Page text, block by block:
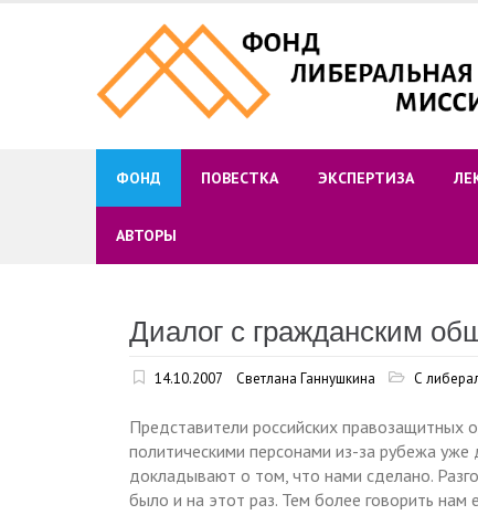
ФОНД ПОВЕСТКА ЭКСПЕРТИЗА
АВТОРЫ
Диалог с гражданским
14.10.2007 Светлана Ганнушкина С
Представители российских правозащитных
политическими персонами из-за рубежа
докладывают о том, что нами сделано.
было и на этот раз. Тем более говорить нам